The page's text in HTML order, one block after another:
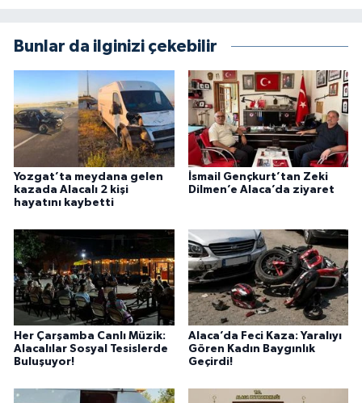
Bunlar da ilginizi çekebilir
Yozgat’ta meydana gelen
kazada Alacalı 2 kişi
hayatını kaybetti
İsmail Gençkurt’tan Zeki
Dilmen’e Alaca’da ziyaret
Her Çarşamba Canlı Müzik:
Alacalılar Sosyal Tesislerde
Buluşuyor!
Alaca’da Feci Kaza: Yaralıyı
Gören Kadın Baygınlık
Geçirdi!